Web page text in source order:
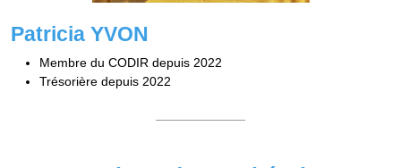
Patricia YVON
Membre du CODIR depuis 2022
Trésorière depuis 2022